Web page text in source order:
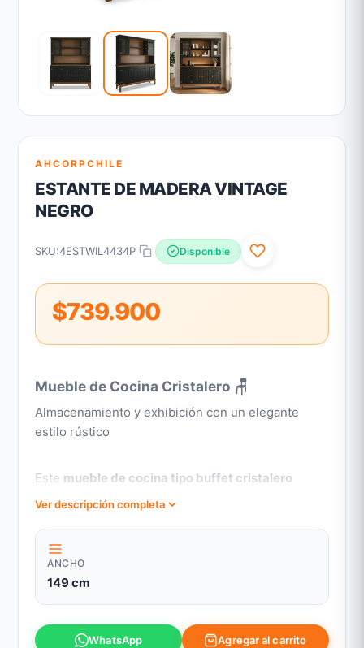
AHCORPCHILE
ESTANTE DE MADERA VINTAGE
NEGRO
SKU:4ESTWIL4434P Disponible
$739.900
Mueble de Cocina Cristalero 🪑
Almacenamiento y exhibición con un elegante
estilo rústico
Este mueble de cocina tipo buffet cristalero
combina un elegante acabado
tu cocina o comedor. Su amplio diseño ofrece
espacio de sobra para guardar y lucir tu vajilla.
Guardar y lucir en un solo mueble
Ver descripción completa
ANCHO
149 cm
WhatsApp Agregar al carrito